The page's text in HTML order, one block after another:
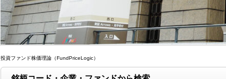
投資ファンド株価理論（FundPriceLogic）